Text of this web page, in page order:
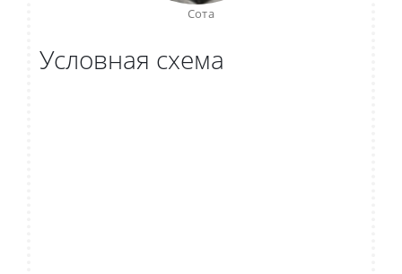
Сота
Условная схема